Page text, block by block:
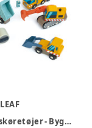
5 arbejdskøretøjer - Byggeplads